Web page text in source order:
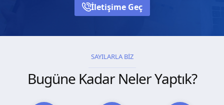
İletişime Geç
SAYILARLA BİZ
Bugüne Kadar Neler Yaptık?